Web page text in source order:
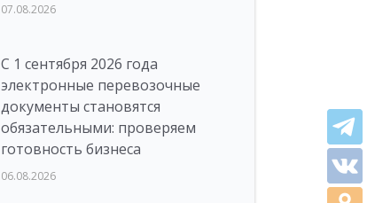
07.08.2026
С 1 сентября 2026 года
электронные перевозочные
документы становятся
обязательными: проверяем
готовность бизнеса
06.08.2026